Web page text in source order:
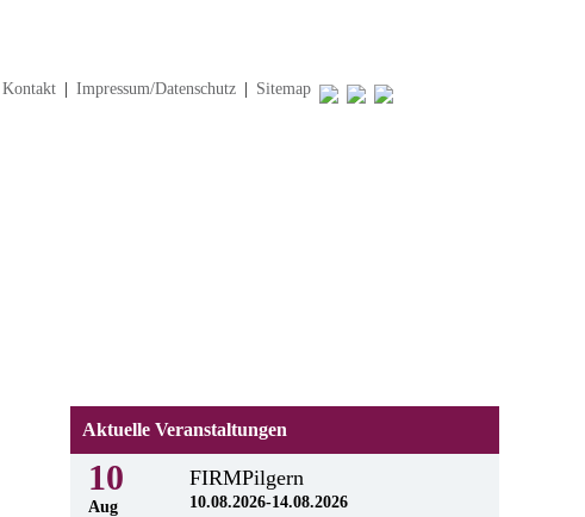
Kontakt Impressum/Datenschutz Sitemap
Aktuelle Veranstaltungen
10
Aug
FIRMPilgern
10.08.2026-14.08.2026